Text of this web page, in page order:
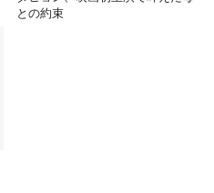
との約束